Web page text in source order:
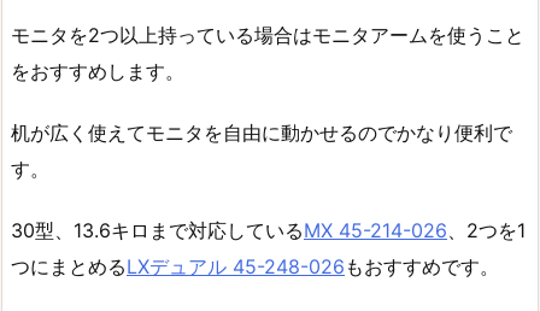
モニタを2つ以上持っている場合はモニタアームを使うこと
をおすすめします。
机が広く使えてモニタを自由に動かせるのでかなり便利で
す。
30型、13.6キロまで対応しているMX 45-214-026 、2つを1
つにまとめるLXデュアル 45-248-026 もおすすめです。